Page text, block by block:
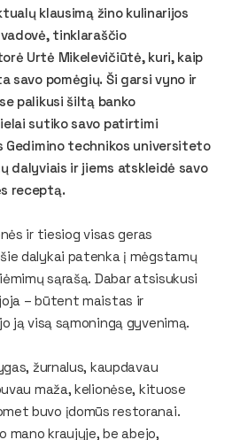
klausimą žino kulinarijos
vadovė, tinklaraščio
Urtė Mikelevičiūtė, kuri, kaip
savo pomėgių. Ši garsi vyno ir
palikusi šiltą banko
sutiko savo patirtimi
Gedimino technikos universiteto
dalyviais ir jiems atskleidė savo
receptą.
ir tiesiog visas geras
dalykai patenka į mėgstamų
sąrašą. Dabar atsisukusi
– būtent maistas ir
ją visą sąmoningą gyvenimą.
žurnalus, kaupdavau
maža, kelionėse, kituose
buvo įdomūs restoranai.
mano kraujyje, be abejo,